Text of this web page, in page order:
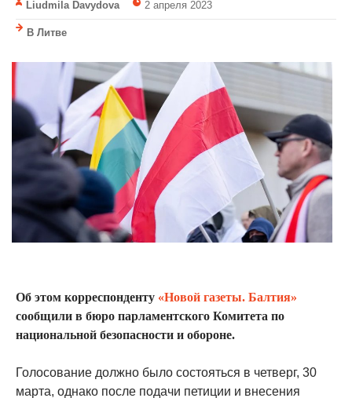
Liudmila Davydova 2 апреля 2023
В Литве
Об этом корреспонденту «Новой газеты. Балтия»
сообщили в бюро парламентского Комитета по
национальной безопасности и обороне.
Голосование должно было состояться в четверг, 30
марта, однако после подачи петиции и внесения